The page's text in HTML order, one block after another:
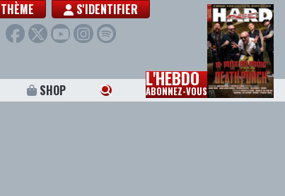
THÈME S'IDENTIFIER
SHOP L'HEBDO
ABONNEZ-VOUS